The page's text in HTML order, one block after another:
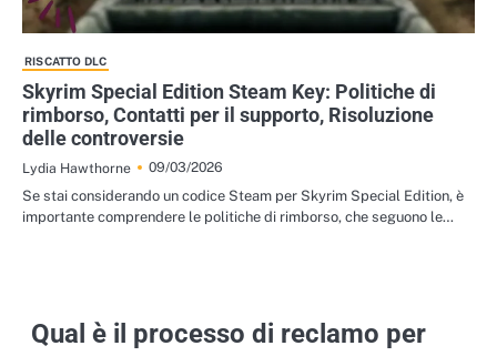
RISCATTO DLC
Skyrim Special Edition Steam Key: Politiche di
rimborso, Contatti per il supporto, Risoluzione
delle controversie
Lydia Hawthorne
09/03/2026
Se stai considerando un codice Steam per Skyrim Special Edition, è
importante comprendere le politiche di rimborso, che seguono le…
Qual è il processo di reclamo per